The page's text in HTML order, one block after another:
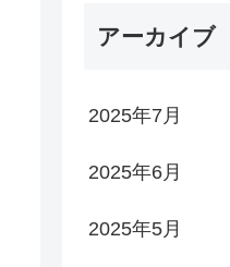
アーカイブ
2025年7月
2025年6月
2025年5月